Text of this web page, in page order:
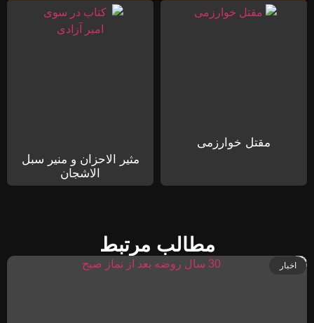
مقتل خوارزمی
مثیر الاحزان و منیر سبل
الاشجان
مطالب مرتبط
اخبار